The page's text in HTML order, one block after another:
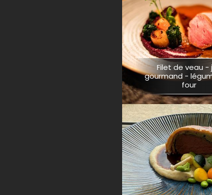
Filet de veau -
gourmand -
four